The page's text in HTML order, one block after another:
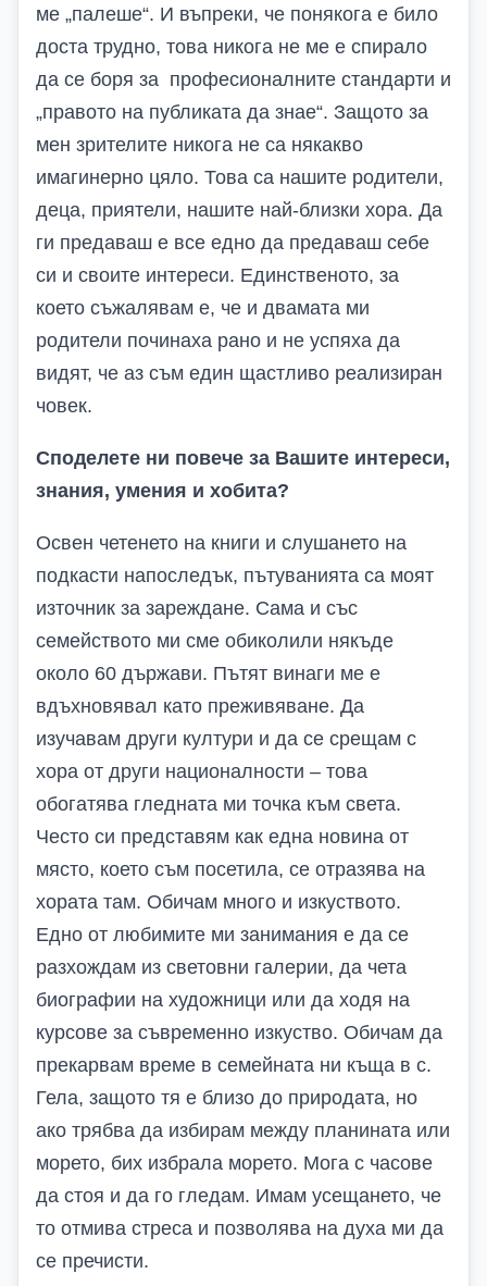
ме „палеше“. И въпреки, че понякога е било
доста трудно, това никога не ме е спирало
да се боря за професионалните стандарти и
„правото на публиката да знае“. Защото за
мен зрителите никога не са някакво
имагинерно цяло. Това са нашите родители,
деца, приятели, нашите най-близки хора. Да
ги предаваш е все едно да предаваш себе
си и своите интереси. Единственото, за
което съжалявам е, че и двамата ми
родители починаха рано и не успяха да
видят, че аз съм един щастливо реализиран
човек.
Споделете ни повече за Вашите интереси,
знания, умения и хобита?
Освен четенето на книги и слушането на
подкасти напоследък, пътуванията са моят
източник за зареждане. Сама и със
семейството ми сме обиколили някъде
около 60 държави. Пътят винаги ме е
вдъхновявал като преживяване. Да
изучавам други култури и да се срещам с
хора от други националности – това
обогатява гледната ми точка към света.
Често си представям как една новина от
място, което съм посетила, се отразява на
хората там. Обичам много и изкуството.
Едно от любимите ми занимания е да се
разхождам из световни галерии, да чета
биографии на художници или да ходя на
курсове за съвременно изкуство. Обичам да
прекарвам време в семейната ни къща в с.
Гела, защото тя е близо до природата, но
ако трябва да избирам между планината или
морето, бих избрала морето. Мога с часове
да стоя и да го гледам. Имам усещането, че
то отмива стреса и позволява на духа ми да
се пречисти.